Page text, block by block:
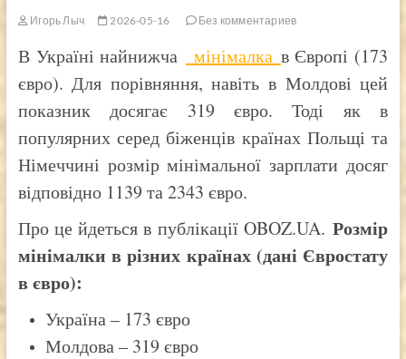
Игорь Лыч 2026-05-16 Без комментариев
В Україні найнижча мінімалка в Європі (173
євро). Для порівняння, навіть в Молдові цей
показник досягає 319 євро. Тоді як в
популярних серед біженців країнах Польщі та
Німеччині розмір мінімальної зарплати досяг
відповідно 1139 та 2343 євро.
Про це йдеться в публікації OBOZ.UA.Розмір
мінімалки в різних країнах (дані Євростату
в євро):
Україна – 173 євро
Молдова – 319 євро